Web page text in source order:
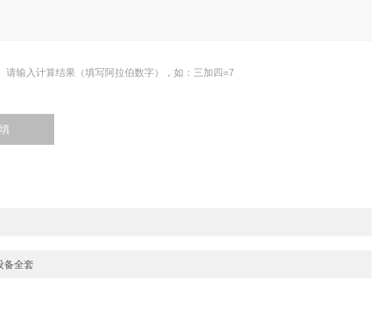
请输入计算结果（填写阿拉伯数字），如：三加四=7
备全套